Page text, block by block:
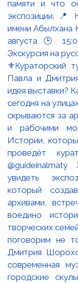
⚜️Кураторский
Павла и
идея выставки?
сегодня на
скрываются за
и рабочими
Истории,
проведёт
увидеть
который
архивами,
воедино
творческих
поговорим не
Дмитрия
современная
городские